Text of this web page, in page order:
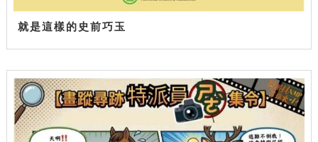
就是這樣的史前巧玉